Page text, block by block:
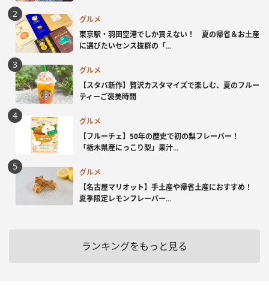
グルメ
東京駅・羽田空港でしか買えない！ 夏の帰省＆お土産
に選びたいセンス抜群の「...
グルメ
【スタバ新作】贅沢カスタマイズで楽しむ、夏のフルー
ティーご褒美時間
グルメ
【フルーチェ】50年の歴史で初の梨フレーバー！
「栃木県産にっこり梨」果汁...
グルメ
【名古屋マリオット】手土産や帰省土産におすすめ！
夏季限定レモンフレーバー...
ランキングをもっと見る